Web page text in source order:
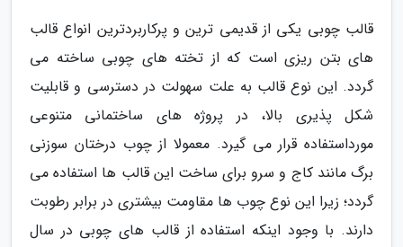
قالب چوبی یکی از قدیمی ترین و پرکاربردترین انواع قالب
های بتن ریزی است که از تخته های چوبی ساخته می
گردد. این نوع قالب به علت سهولت در دسترسی و قابلیت
شکل پذیری بالا، در پروژه های ساختمانی متنوعی
مورداستفاده قرار می گیرد. معمولا از چوب درختان سوزنی
برگ مانند کاج و سرو برای ساخت این قالب ها استفاده می
گردد؛ زیرا این نوع چوب ها مقاومت بیشتری در برابر رطوبت
دارند. با وجود اینکه استفاده از قالب های چوبی در سال